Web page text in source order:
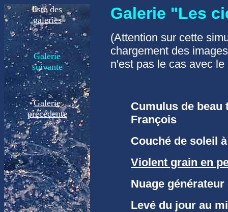
liste des
galeries
Galerie
suivante
Galerie
précédente
Galerie "Les c
(Attention sur cette
chargement des
n'est pas le cas avec le
Cumulus de beau
François
Couché de soleil
Violent grain en
Nuage
Levé du jour au